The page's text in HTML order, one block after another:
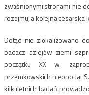
zwaśnionymi stronami nie
rozejmu, a kolejna cesarska
Dotąd nie zlokalizowano
badacz dziejów ziemi
początku XX w.
przemkowskich nieopodal
kilkuletnich badań